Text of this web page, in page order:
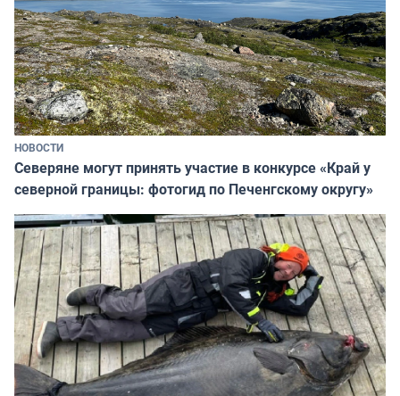
НОВОСТИ
Северяне могут принять участие в конкурсе «Край у
северной границы: фотогид по Печенгскому округу»